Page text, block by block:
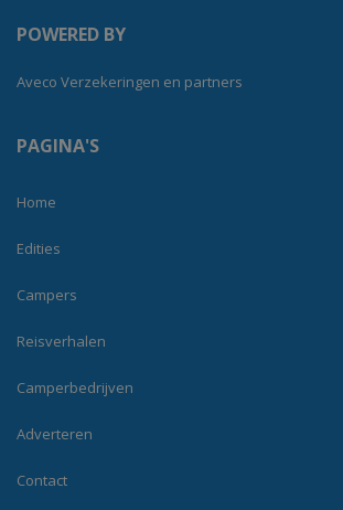
POWERED BY
Aveco Verzekeringen en partners
PAGINA'S
Home
Edities
Campers
Reisverhalen
Camperbedrijven
Adverteren
Contact